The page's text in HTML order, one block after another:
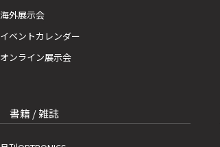
海外展示会
イベントカレンダー
オンライン展示会
書籍 / 雑誌